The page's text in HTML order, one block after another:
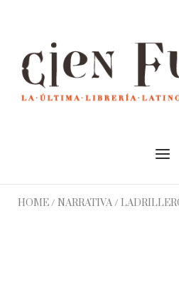
Menu
HOME/ NARRATIVA/